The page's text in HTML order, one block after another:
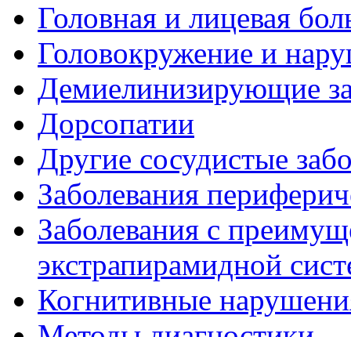
Головная и лицевая
Головокружение и
Демиелинизирующие
Дорсопатии
Другие сосудистые
Заболевания
Заболевания с
экстрапирамидной
Когнитивные